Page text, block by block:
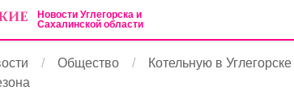
Новости Углегорска и
Сахалинской области
Общество
Котельную в